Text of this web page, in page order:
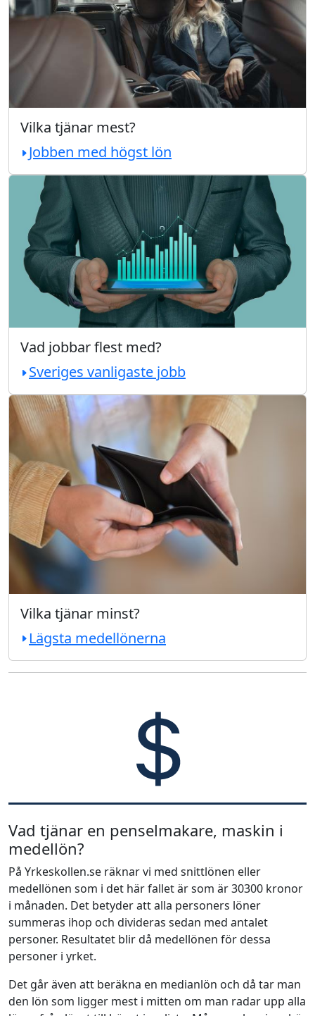
Vilka tjänar mest?
Jobben med högst lön
Vad jobbar flest med?
Sveriges vanligaste jobb
Vilka tjänar minst?
Lägsta medellönerna
Vad tjänar en penselmakare, maskin i
medellön?
På Yrkeskollen.se räknar vi med snittlönen eller
medellönen som i det här fallet är som är 30300 kronor
i månaden. Det betyder att alla personers löner
summeras ihop och divideras sedan med antalet
personer. Resultatet blir då medellönen för dessa
personer i yrket.
Det går även att beräkna en medianlön och då tar man
den lön som ligger mest i mitten om man radar upp alla